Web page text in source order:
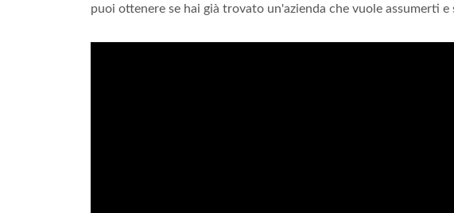
puoi ottenere se hai già trovato un'azienda che vuole assumerti e